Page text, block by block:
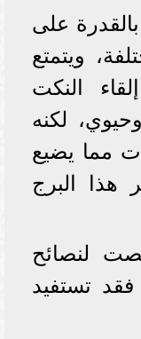
بالقدرة على
ويتمتع
النكت
لكنه
مما يضيع
هذا البرج
لنصائح
فقد تستفيد